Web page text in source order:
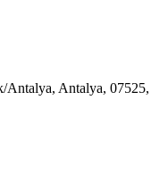
Antalya, Antalya, 07525,